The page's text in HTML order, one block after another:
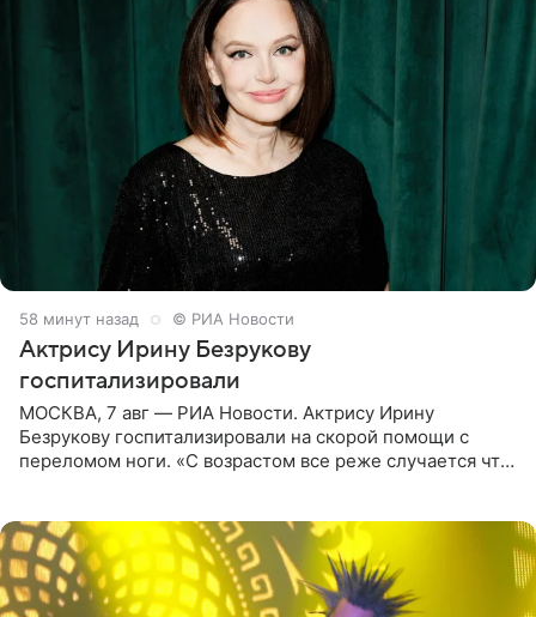
58 минут назад © РИА Новости
Актрису Ирину Безрукову
госпитализировали
МОСКВА, 7 авг — РИА Новости. Актрису Ирину
Безрукову госпитализировали на скорой помощи с
переломом ноги. «С возрастом все реже случается что-